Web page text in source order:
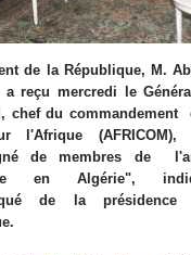
de la République, M.
a reçu mercredi le
chef du commandement
l'Afrique
de membres de
en Algérie",
de la